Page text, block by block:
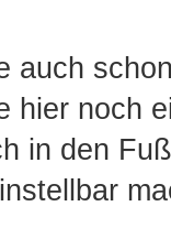
auch
hier noch
in den